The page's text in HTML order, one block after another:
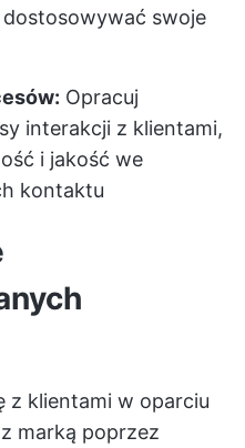
swoje
Opracuj
interakcji z klientami,
i jakość we
kontaktu
z klientami w oparciu
marką poprzez